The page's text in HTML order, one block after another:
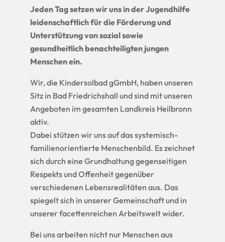
Jeden Tag setzen wir uns in der Jugendhilfe
leidenschaftlich für die Förderung und
Unterstützung von sozial sowie
gesundheitlich benachteiligten jungen
Menschen ein.
Wir, die Kindersolbad gGmbH, haben unseren
Sitz in Bad Friedrichshall und sind mit unseren
Angeboten im gesamten Landkreis Heilbronn
aktiv.
Dabei stützen wir uns auf das systemisch-
familienorientierte Menschenbild. Es zeichnet
sich durch eine Grundhaltung gegenseitigen
Respekts und Offenheit gegenüber
verschiedenen Lebensrealitäten aus. Das
spiegelt sich in unserer Gemeinschaft und in
unserer facettenreichen Arbeitswelt wider.
Bei uns arbeiten nicht nur Menschen aus